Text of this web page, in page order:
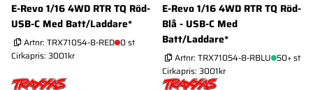
E-Revo 1/16 4WD RTR TQ Röd-
USB-C Med Batt/Laddare*
Artnr: TRX71054-8-RED 0 st
Cirkapris: 3001kr
E-Revo 1/16 4WD RTR TQ Röd-
Blå - USB-C Med
Batt/Laddare*
Artnr: TRX71054-8-RBLU 50+ st
Cirkapris: 3001kr